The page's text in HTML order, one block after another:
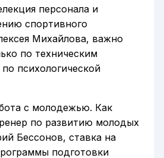
персонала и
спортивного
Михайлова, важно
по техническим
психологической
с молодежью. Как
по развитию молодых
Бессонов, ставка на
подготовки